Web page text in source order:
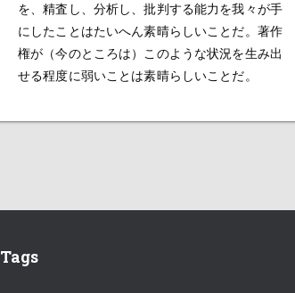
を、精査し、分析し、批判する能力を我々が手
にしたことはたいへん素晴らしいことだ。著作
権が（今のところは）このような状況を生み出
せる程度に弱いことは素晴らしいことだ。
Tags